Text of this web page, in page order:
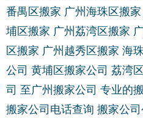
番禺区搬家 广州海珠区搬家
埔区搬家 广州荔湾区搬家
区搬家 广州越秀区搬家 海
公司 黄埔区搬家公司 荔湾
司 至广州搬家公司 专业的
搬家公司电话查询 搬家公